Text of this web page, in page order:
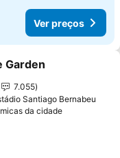
Ver preços
aos favoritos
Garden
7.055
Santiago Bernabeu
da cidade